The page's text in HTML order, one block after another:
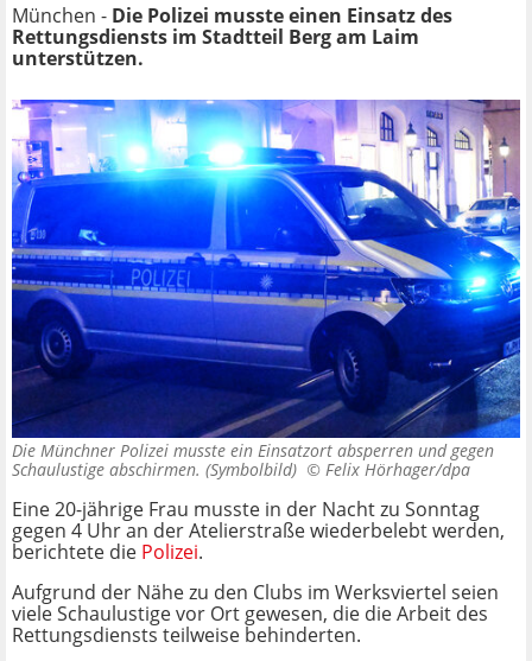
München - Die Polizei musste einen Einsatz des
Rettungsdiensts im Stadtteil Berg am Laim
unterstützen.
Die Münchner Polizei musste ein Einsatzort absperren und gegen
Schaulustige abschirmen. (Symbolbild) © Felix Hörhager/dpa
Eine 20-jährige Frau musste in der Nacht zu Sonntag
gegen 4 Uhr an der Atelierstraße wiederbelebt werden,
berichtete die Polizei.
Aufgrund der Nähe zu den Clubs im Werksviertel seien
viele Schaulustige vor Ort gewesen, die die Arbeit des
Rettungsdiensts teilweise behinderten.